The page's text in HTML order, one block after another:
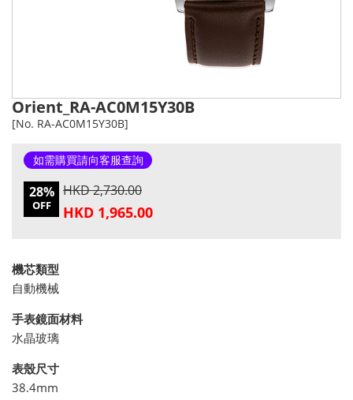
Orient_RA-AC0M15Y30B
[No. RA-AC0M15Y30B]
如需購買請向客服查詢
28%
OFF
HKD 2,730.00
HKD 1,965.00
機芯類型
自動機械
手表鏡面材料
水晶玻璃
表殼尺寸
38.4mm